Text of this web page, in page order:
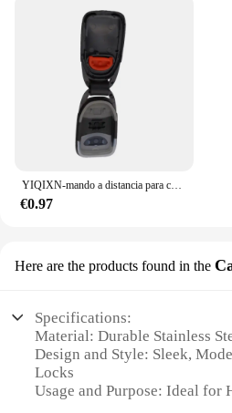
YIQIXN-mando a distancia para coche, 3 botones, 433mhz, para Kia Carens, Hyundai Tucson, Santa Fe, Elantra, 2005-2011, sin logotipo, Fob, FCC, 954112B20
€0.97
Here are the products found in the
Specifications:
Material: Durable Stainless
Design and Style: Sleek,
Locks
Usage and Purpose: Ideal for